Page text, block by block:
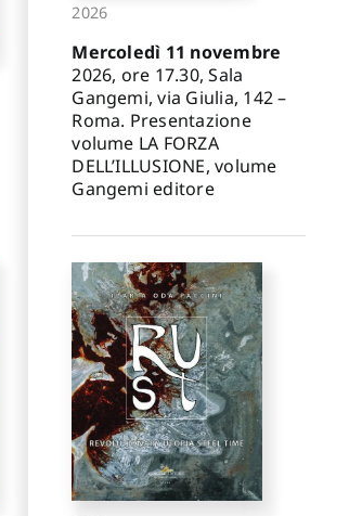
2026
Mercoledì 11 novembre
2026, ore 17.30, Sala
Gangemi, via Giulia, 142 –
Roma. Presentazione
volume LA FORZA
DELL’ILLUSIONE, volume
Gangemi editore